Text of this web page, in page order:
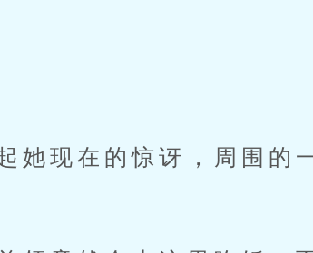
现在的惊讶，周围的